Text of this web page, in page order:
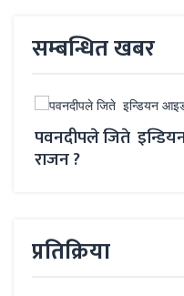
सम्बन्धित खबर
पवनदीपले जिते
राजन ?
प्रतिक्रिया